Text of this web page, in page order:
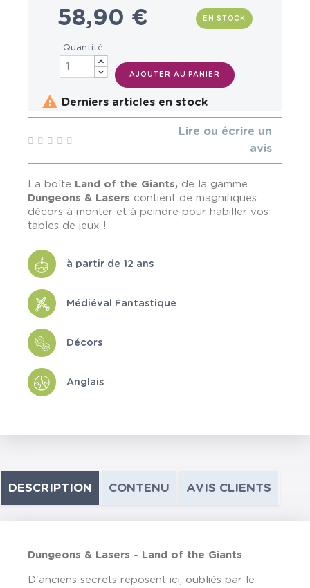
58,90 € EN STOCK
Quantité
AJOUTER AU PANIER
 Derniers articles en stock
Lire ou écrire un
avis
La boîte Land of the Giants, de la gamme
Dungeons & Lasers contient de magnifiques
décors à monter et à peindre pour habiller vos
tables de jeux !
à partir de 12 ans
Médiéval Fantastique
Décors
Anglais
DESCRIPTION CONTENU AVIS CLIENTS
Dungeons & Lasers - Land of the Giants
D'anciens secrets reposent ici, oubliés par le